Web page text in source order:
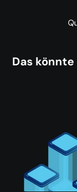
Das